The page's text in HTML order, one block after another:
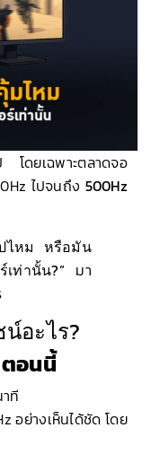
ดยเฉพาะตลาดจอ
ไปจนถึง 500Hz
ไหม หรือมัน
เท่านั้น?” มา
อะไร?
อนนี้
ที
อย่างเห็นได้ชัด โดย